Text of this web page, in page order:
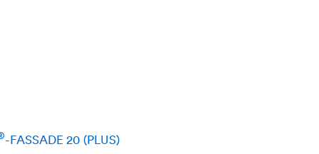
-FASSADE 20 (PLUS)